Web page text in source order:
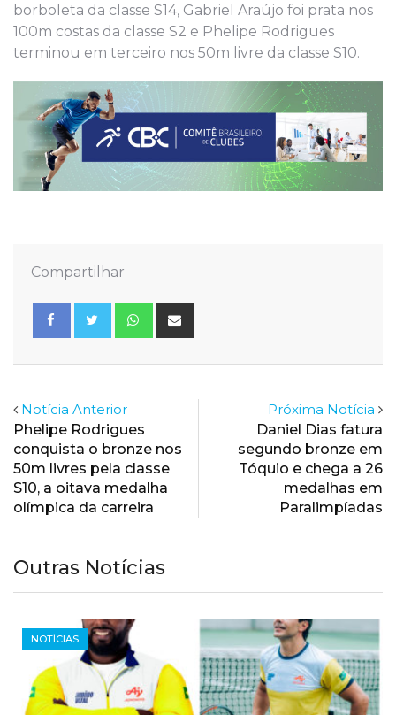
borboleta da classe S14, Gabriel Araújo foi prata nos
100m costas da classe S2 e Phelipe Rodrigues
terminou em terceiro nos 50m livre da classe S10.
Compartilhar
Whatsapp
Notícia Anterior
Phelipe Rodrigues
conquista o bronze nos
50m livres pela classe
S10, a oitava medalha
olímpica da carreira
Próxima Notícia
Daniel Dias fatura
segundo bronze em
Tóquio e chega a 26
medalhas em
Paralimpíadas
Outras Notícias
PARALÍMPICOS